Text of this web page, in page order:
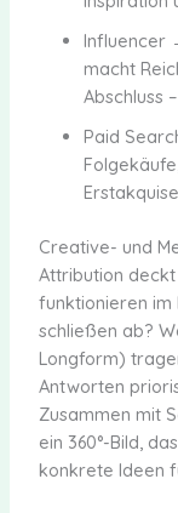
Influencer
macht
Abschluss
Paid
Creative- und
Attribution
funktionieren im
schließen ab?
Longform)
Antworten
Zusammen mit
ein 360°-Bild,
konkrete Ideen